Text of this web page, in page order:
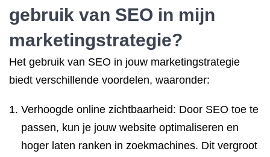
gebruik van SEO in mijn
marketingstrategie?
Het gebruik van SEO in jouw marketingstrategie
biedt verschillende voordelen, waaronder:
Verhoogde online zichtbaarheid: Door SEO toe te
passen, kun je jouw website optimaliseren en
hoger laten ranken in zoekmachines. Dit vergroot